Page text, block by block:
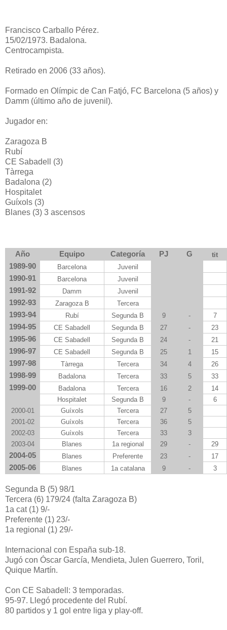
Francisco Carballo Pérez.
15/02/1973. Badalona.
Centrocampista.
Retirado en 2006 (33 años).
Formado en Olímpic de Can Fatjó, FC Barcelona (5 años) y
Damm (último año de juvenil).
Jugador en:
Zaragoza B
Rubí
CE Sabadell (3)
Tàrrega
Badalona (2)
Hospitalet
Guíxols (3)
Blanes (3) 3 ascensos
Año Equipo Categoría PJ G tit
1989-90 Barcelona Juvenil
1990-91 Barcelona Juvenil
1991-92 Damm Juvenil
1992-93 Zaragoza B Tercera
1993-94 Rubí Segunda B 9 - 7
1994-95 CE Sabadell Segunda B 27 - 23
1995-96 CE Sabadell Segunda B 24 - 21
1996-97 CE Sabadell Segunda B 25 1 15
1997-98 Tàrrega Tercera 34 4 26
1998-99 Badalona Tercera 33 5 33
1999-00 Badalona Tercera 16 2
14
Hospitalet
Segunda B 9 -
6
2000-01
Guíxols Tercera 27
5
2001-02
Guíxols Tercera 36
5
2002-03
Guíxols Tercera 33
3
2003-04
Blanes 1a regional 29 - 29
2004-05 Blanes Preferente 23 - 17
2005-06 Blanes 1a catalana 9 - 3
Segunda B (5) 98/1
Tercera (6) 179/24 (falta Zaragoza B)
1a cat (1) 9/-
Preferente (1) 23/-
1a regional (1) 29/-
Internacional con España sub-18.
Jugó con Óscar García, Mendieta, Julen Guerrero, Toril,
Quique Martín.
Con CE Sabadell: 3 temporadas.
95-97. Llegó procedente del Rubí.
80 partidos y 1 gol entre liga y play-off.